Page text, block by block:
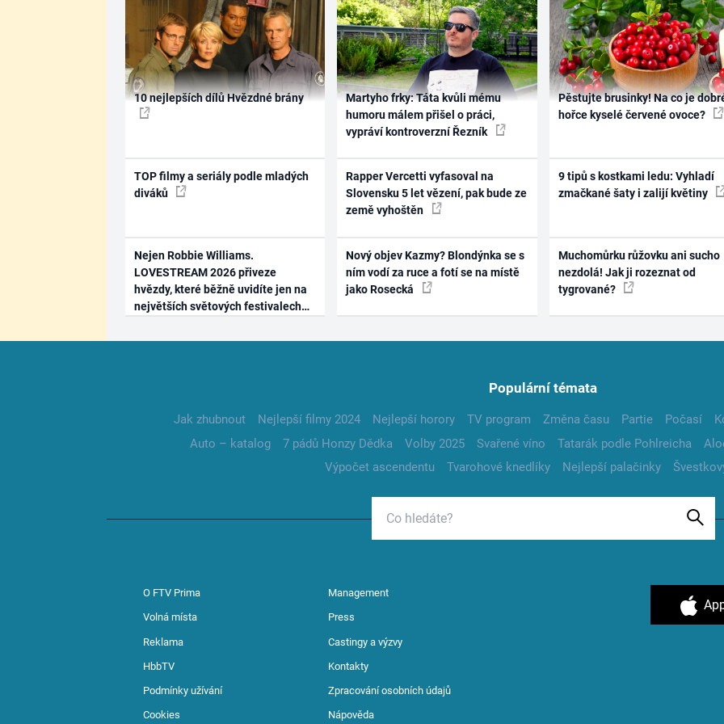
10 nejlepších dílů Hvězdné brány
TOP filmy a seriály podle mladých
diváků
Nejen Robbie Williams.
LOVESTREAM 2026 přiveze
hvězdy, které běžně uvidíte jen na
největších světových festivalech
Martyho frky: Táta kvůli mému
humoru málem přišel o práci,
vypráví kontroverzní Řezník
Rapper Vercetti vyfasoval na
Slovensku 5 let vězení, pak bude ze
země vyhoštěn
Nový objev Kazmy? Blondýnka se s
ním vodí za ruce a fotí se na místě
jako Rosecká
Pěstujte brusinky! Na co je
hořce kyselé červené ovoce?
9 tipů s kostkami ledu: Vyhladí
zmačkané šaty i zalijí květiny
Muchomůrku růžovku ani sucho
nezdolá! Jak ji rozeznat od
tygrované?
Populární témata
Jak zhubnout Nejlepší filmy 2024 Nejlepší horory TV program Změna času Partie Počasí
Auto – katalog
7 pádů Honzy Dědka Volby 2025 Svařené víno Tatarák podle Pohlreicha
Výpočet ascendentu
Tvarohové knedlíky Nejlepší palačinky
O FTV Prima Management
Volná místa Press
Reklama Castingy a výzvy
HbbTV Kontakty
Podmínky užívání Zpracování osobních údajů
Cookies Nápověda